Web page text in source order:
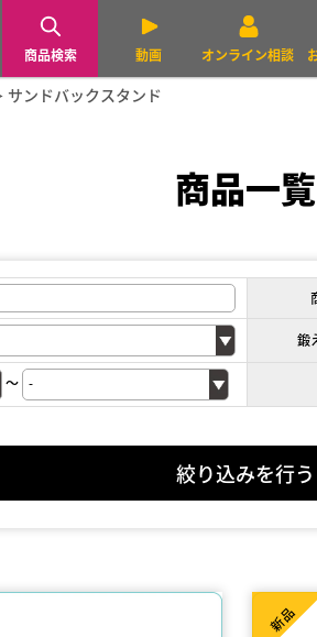
商品検索 動画 オンライン相談
サンドバックスタンド
商品一覧
鍛
～
絞り込みを行う
新品